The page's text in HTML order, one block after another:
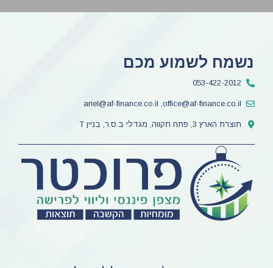
נשמח לשמוע מכם
053-422-2012
ariel@af-finance.co.il ,office@af-finance.co.il
תוצרת הארץ 3, פתח תקווה, מגדלי ב.ס.ר, בניין T